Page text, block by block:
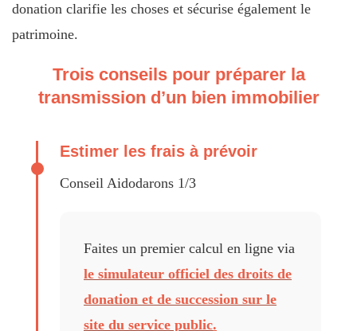
donation clarifie les choses et sécurise également le
patrimoine.
Trois conseils pour préparer la
transmission d’un bien immobilier
Estimer les frais à prévoir
Conseil Aidodarons 1/3
Faites un premier calcul en ligne via
le simulateur officiel des droits de
donation et de succession sur le
site du service public.